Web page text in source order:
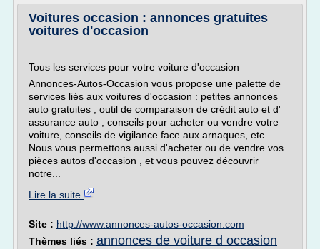
Voitures occasion : annonces gratuites
voitures d'occasion
Tous les services pour votre voiture d'occasion
Annonces-Autos-Occasion vous propose une palette de
services liés aux voitures d'occasion : petites annonces
auto gratuites , outil de comparaison de crédit auto et d'
assurance auto , conseils pour acheter ou vendre votre
voiture, conseils de vigilance face aux arnaques, etc.
Nous vous permettons aussi d'acheter ou de vendre vos
pièces autos d'occasion , et vous pouvez découvrir
notre...
Lire la suite
Site : http://www.annonces-autos-occasion.com
Thèmes liés : annonces de voiture d occasion